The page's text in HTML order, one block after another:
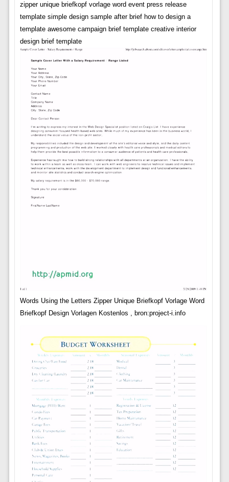
zipper unique briefkopf vorlage word event press release
template simple design sample after brief how to design a
template awesome campaign brief template creative interior
design brief template
Words Using the Letters Zipper Unique Briefkopf Vorlage Word
Briefkopf Design Vorlagen Kostenlos , bron:project-i.info